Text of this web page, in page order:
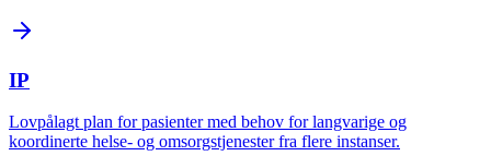
IP
Lovpålagt plan for pasienter med behov for langvarige og
koordinerte helse- og omsorgstjenester fra flere instanser.